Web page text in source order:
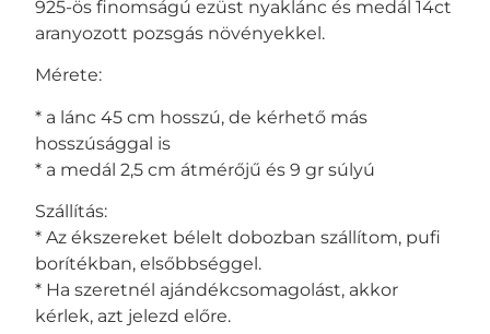
925-ös finomságú ezüst nyaklánc és medál 14ct
aranyozott pozsgás növényekkel.
Mérete:
* a lánc 45 cm hosszú, de kérhető más
hosszúsággal is
* a medál 2,5 cm átmérőjű és 9 gr súlyú
Szállítás:
* Az ékszereket bélelt dobozban szállítom, pufi
borítékban, elsőbbséggel.
* Ha szeretnél ajándékcsomagolást, akkor
kérlek, azt jelezd előre.